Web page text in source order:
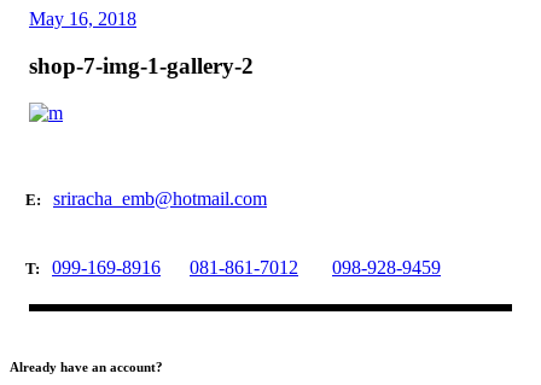
May 16, 2018
shop-7-img-1-gallery-2
E: sriracha_emb@hotmail.com
T: 099-169-8916 081-861-7012 098-928-9459
Already have an account?